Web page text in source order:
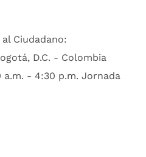
Ciudadano:
D.C. - Colombia
a.m. - 4:30 p.m. Jornada